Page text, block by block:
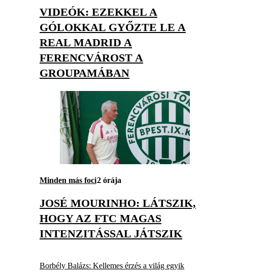
VIDEÓK: EZEKKEL A
GÓLOKKAL GYŐZTE LE A
REAL MADRID A
FERENCVÁROST A
GROUPAMÁBAN
Minden más foci2 órája
JOSÉ MOURINHO: LÁTSZIK,
HOGY AZ FTC MAGAS
INTENZITÁSSAL JÁTSZIK
Borbély Balázs: Kellemes érzés a világ egyik